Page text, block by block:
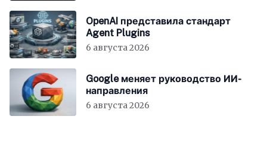
OpenAI представила стандарт
Agent Plugins
6 августа 2026
Google меняет руководство ИИ-
направления
6 августа 2026